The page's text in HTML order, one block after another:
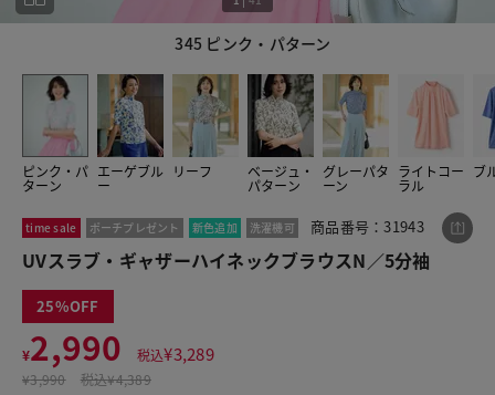
345 ピンク・パターン
ピンク・パ
ターン
エーゲブル
ー
リーフ ベージュ・
パターン
グレーパタ
ーン
ライトコー
ラル
ブ
1 41
time sale ポーチプレゼント 新色追加 洗濯機可 商品番号：31943
UVスラブ・ギャザーハイネックブラウスN／5分袖
25
¥2,990 税込¥3,289
¥3,990 税込¥4,389
この商品をシェアする
¥2,990
税込¥3,289